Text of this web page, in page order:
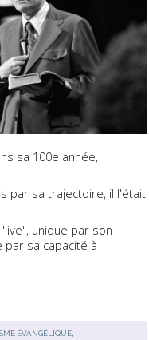
sa 100e année,
par sa trajectoire, il l'était
unique par son
sa capacité à
ÉVANGÉLIQUE,